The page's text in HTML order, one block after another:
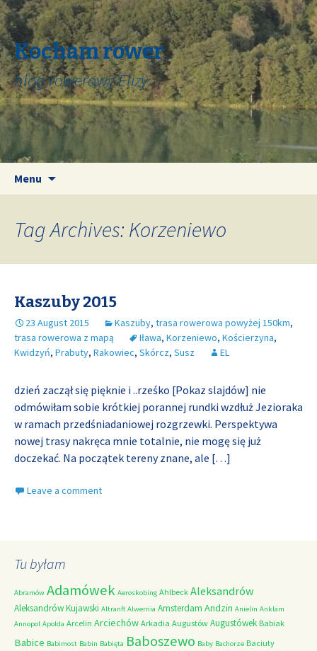
Kocham rower
blog rowerowy Elizy
Menu
Tag Archives: Korzeniewo
Kaszuby 2015
23 August 2015 Kaszuby, trasa rowerowa powyżej 150km,
trasa rowerowa z mapą
Iława, Korzeniewo, Kościerzyna,
Kwidzyń, Prabuty, Rakowiec, Skórcz, Susz EL
dzień zaczął się pięknie i ..rześko [Pokaz slajdów] nie
odmówiłam sobie krótkiej porannej rundki wzdłuż Jezioraka
w ramach przedśniadaniowej rozgrzewki. Perspektywa
nowej trasy nakręca mnie totalnie, nie mogę się już
doczekać. Na początek tereny znane, ale […]
Leave a comment
Tu byłam
Abramów Adamówek Aeroskobing Ahlbeck Aleksandrów
Aleksandrów Kujawski Altranft Alwernia Amsterdam Andzin Anielin Anklam
Annopol Apolda Arcelin Arciechów Arkadia Augustów Augustówek Babiak
Babice Babimost Babin Babięta Baboszewo Baby Bachorze Baciuty